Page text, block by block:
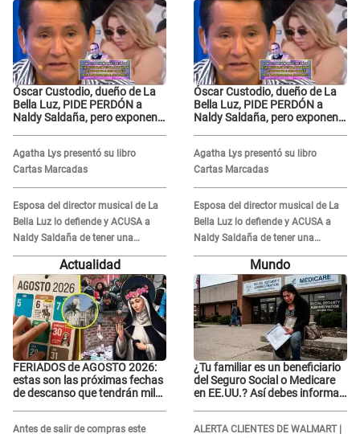
Óscar Custodio, dueño de La
Bella Luz, PIDE PERDÓN a
Naldy Saldaña, pero exponen
grabar"
Agatha Lys presentó su libro
Cartas Marcadas
Esposa del director musical de La
Bella Luz lo defiende y ACUSA a
Naldy Saldaña de tener una
relación con él y otros integrantes
Óscar Custodio, dueño de La
Bella Luz, PIDE PERDÓN a
Naldy Saldaña, pero exponen
grabar"
Agatha Lys presentó su libro
Cartas Marcadas
Esposa del director musical de La
Bella Luz lo defiende y ACUSA a
Naldy Saldaña de tener una
relación con él y otros integrantes
Actualidad
FERIADOS de AGOSTO 2026:
estas son las próximas fechas
de descanso que tendrán miles
Antes de salir de compras este
Mundo
¿Tu familiar es un beneficiario
del Seguro Social o Medicare
en EE.UU.? Así debes informar
ALERTA CLIENTES DE WALMART |